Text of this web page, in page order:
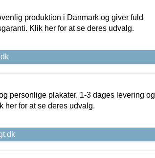
produktion i Danmark og giver fuld
Klik her for at se deres udvalg.
personlige plakater. 1-3 dages levering og
her for at se deres udvalg.